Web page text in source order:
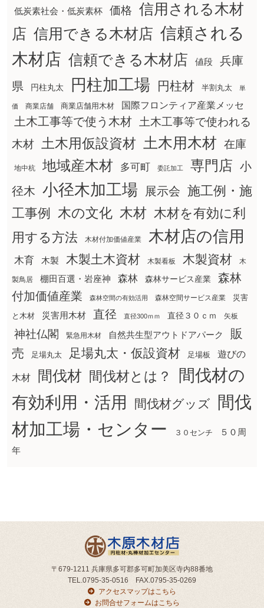
低炭素社会・低炭素杯 価格
信用される木材
店 信用できる木材店 信頼される
木材店 信頼できる木材店 値段
兵庫
県
円柱丸太 円柱加工場 円柱材 半割丸太 単
価 商業店舗 商業店舗用木材 国際フロンティア産業メッセ
土木工事等で使う木材
土木工事等で使われる
木材
土木用仮設資材 土木用木材 在庫
地中杭 地域産木材 多可町 委託加工 専門店 小
径木 小径木加工場 展示会 施工例・施
工事例
木の文化 木材 木材を有効に利
用する方法
木材付加価値産業 木材店の信用
木育 木製 木製土木資材 木製看板 木製資材 木
製鳥居 棚田百選・岩座神 森林 森林サービス産業
森林
付加価値産業
森林空間の有効活用 森林空間サービス産業 災害
と木材 災害用木材 直径 直径300ｍｍ 直径３０ｃｍ 矢板
神社仏閣 緊急用木材 自然共生型アウトドアパーク
販
売
足場丸太 足場丸太・仮設資材 足場板 遊びの
木材 間伐材 間伐材とは？
間伐材の
有効利用・活用
間伐材グッズ
間伐
材加工場・センター
３０センチ
５０周
年
〒679-1211 兵庫県多可郡多可町加美区寺内88番地
TEL.0795-35-0516 FAX.0795-35-0269
アクセスマップはこちら
お問合せフォームはこちら